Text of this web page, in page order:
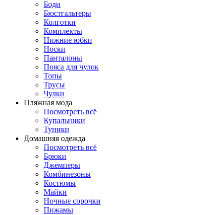
Боди
Бюстгальтеры
Колготки
Комплекты
Нижние юбки
Носки
Панталоны
Поясa для чулок
Топы
Трусы
Чулки
Пляжная мода
Посмотреть всё
Купальники
Туники
Домашняя одежда
Посмотреть всё
Брюки
Джемперы
Комбинезоны
Костюмы
Майки
Ночные сорочки
Пижамы